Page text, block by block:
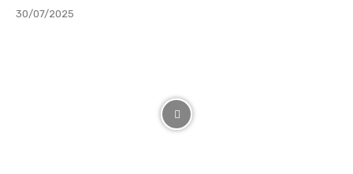
30/07/2025